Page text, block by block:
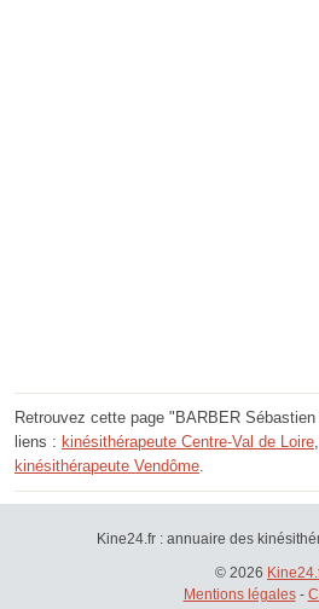
Retrouvez cette page "BARBER
liens : kinésithérapeute Centre-Val de Loire
kinésithérapeute Vendôme
Kine24.fr : annuaire des
© 2026
Mentions légales-